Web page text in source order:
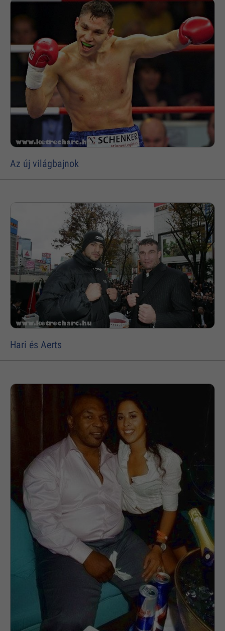
Az új világbajnok
Hari és Aerts